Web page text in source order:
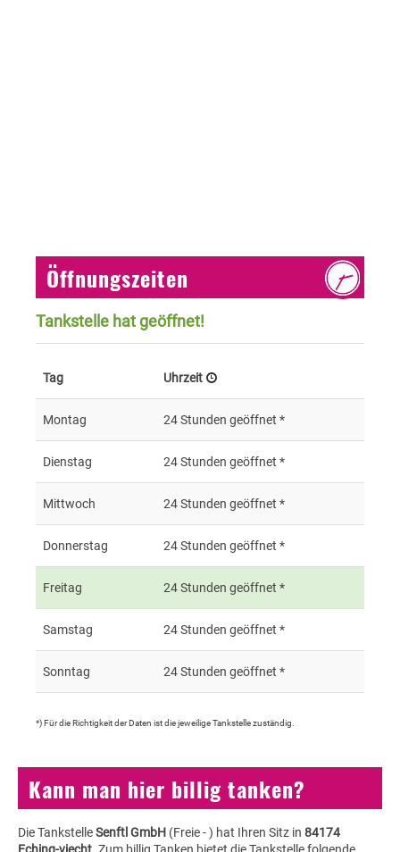
Öffnungszeiten
Tankstelle hat geöffnet!
Tag Uhrzeit
Montag 24 Stunden geöffnet *
Dienstag 24 Stunden geöffnet *
Mittwoch 24 Stunden geöffnet *
Donnerstag 24 Stunden geöffnet *
Freitag 24 Stunden geöffnet *
Samstag 24 Stunden geöffnet *
Sonntag 24 Stunden geöffnet *
*) Für die Richtigkeit der Daten ist die jeweilige Tankstelle zuständig.
Kann man hier billig tanken?
Die TankstelleSenftl GmbH (Freie - ) hat Ihren Sitz in 84174